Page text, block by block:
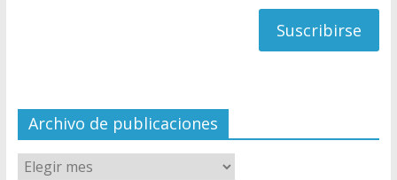
el
Archivo de publicaciones